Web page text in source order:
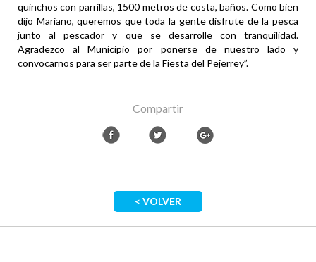
quinchos con parrillas, 1500 metros de costa, baños. Como bien
dijo Mariano, queremos que toda la gente disfrute de la pesca
junto al pescador y que se desarrolle con tranquilidad.
Agradezco al Municipio por ponerse de nuestro lado y
convocarnos para ser parte de la Fiesta del Pejerrey”.
Compartir
< VOLVER